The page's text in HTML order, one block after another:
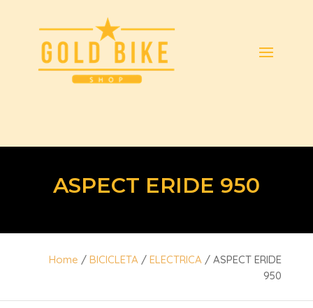
ASPECT ERIDE 950
Home /BICICLETA /ELECTRICA / ASPECT ERIDE
950